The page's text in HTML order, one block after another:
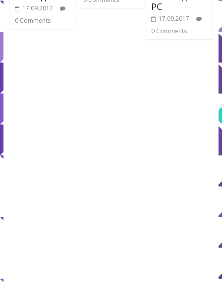
17.09.2017
0 Comments
PC
17.09.2017
0 Comments